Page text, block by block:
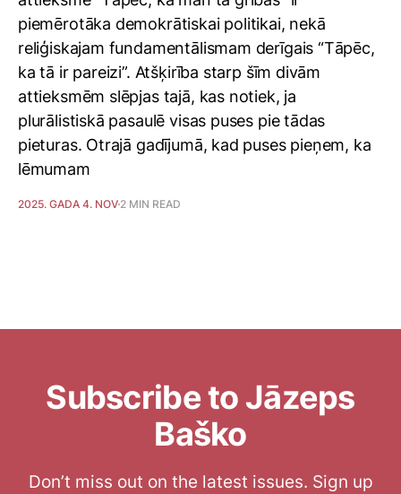
piemērotāka demokrātiskai politikai, nekā
reliģiskajam fundamentālismam derīgais “Tāpēc,
ka tā ir pareizi”. Atšķirība starp šīm divām
attieksmēm slēpjas tajā, kas notiek, ja
plurālistiskā pasaulē visas puses pie tādas
pieturas. Otrajā gadījumā, kad puses pieņem, ka
lēmumam
2025. GADA 4. NOV 2 MIN READ
Subscribe to Jāzeps
Baško
Don’t miss out on the latest issues. Sign up